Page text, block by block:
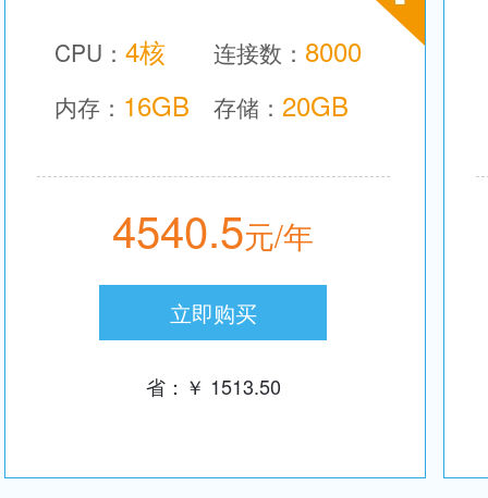
CPU： 4核 连接数： 8000
内存： 16GB 存储： 20GB
4540.5元/年
立即购买
省：￥ 1513.50